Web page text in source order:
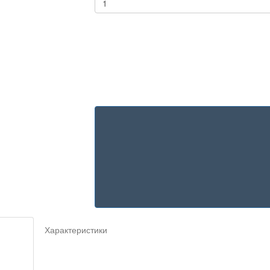
Характеристики